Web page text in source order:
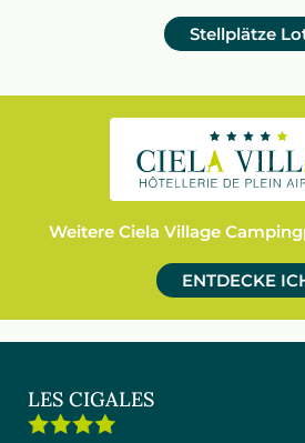
Stellplätze
Weitere Ciela Village
ENTDECKE
LES CIGALES